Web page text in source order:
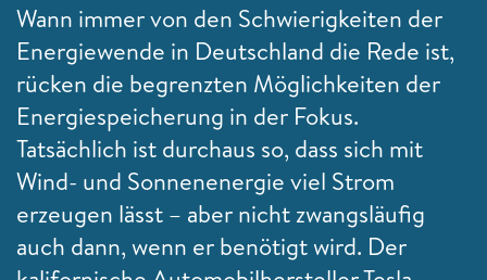
Wann immer von den Schwierigkeiten der
Energiewende in Deutschland die Rede ist,
rücken die begrenzten Möglichkeiten der
Energiespeicherung in der Fokus.
Tatsächlich ist durchaus so, dass sich mit
Wind- und Sonnenenergie viel Strom
erzeugen lässt – aber nicht zwangsläufig
auch dann, wenn er benötigt wird. Der